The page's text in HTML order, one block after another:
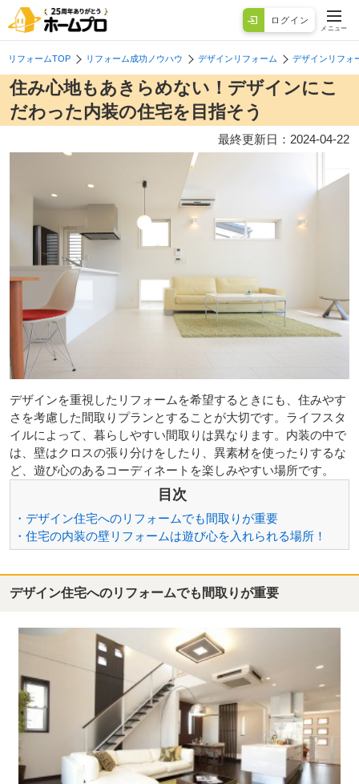
ログイン
メニュー
リフォームTOP リフォーム成功ノウハウ デザインリフォーム デザインリフォ
住み心地もあきらめない！デザインにこ
だわった内装の住宅を目指そう
最終更新日： 2024-04-22
デザインを重視したリフォームを希望するときにも、住みやす
さを考慮した間取りプランとすることが大切です。ライフスタ
イルによって、暮らしやすい間取りは異なります。内装の中で
は、壁はクロスの張り分けをしたり、異素材を使ったりするな
ど、遊び心のあるコーディネートを楽しみやすい場所です。
目次
・デザイン住宅へのリフォームでも間取りが重要
・住宅の内装の壁リフォームは遊び心を入れられる場所！
デザイン住宅へのリフォームでも間取りが重要